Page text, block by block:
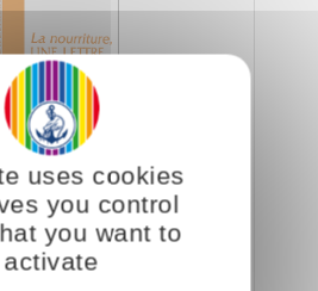
aurons appris à manger
saurons déchiffrer tout ce
dit à travers la nourriture.
uses cookies
you control
you want to
activate